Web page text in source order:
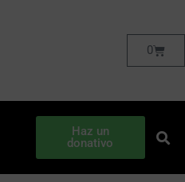
0
Haz un
donativo